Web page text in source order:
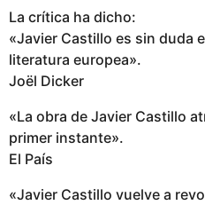
La crítica ha dicho:
«Javier Castillo es sin duda
literatura europea».
Joël Dicker
«La obra de Javier Castillo
primer instante».
El País
«Javier Castillo vuelve a